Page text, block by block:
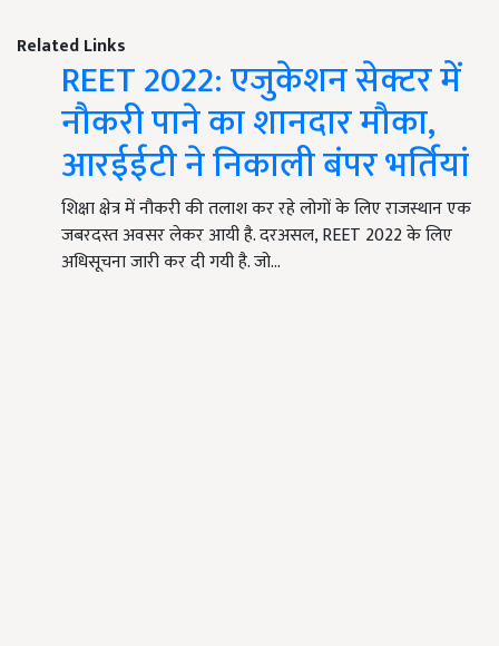
Related Links
REET 2022: एजुकेशन सेक्टर में
नौकरी पाने का शानदार मौका,
आरईईटी ने निकाली बंपर भर्तियां
शिक्षा क्षेत्र में नौकरी की तलाश कर रहे लोगों के लिए राजस्थान एक
जबरदस्त अवसर लेकर आयी है. दरअसल, REET 2022 के लिए
अधिसूचना जारी कर दी गयी है. जो…